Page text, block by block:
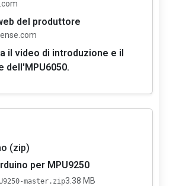
del produttore
il video di introduzione e il
dell'MPU6050.
(zip)
per MPU9250
master.zip3.38 MB